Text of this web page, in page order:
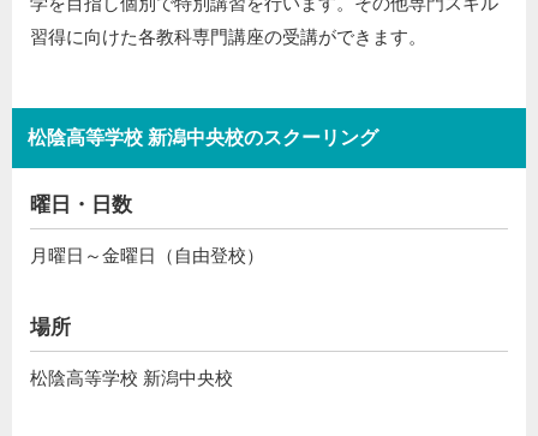
習得に向けた各教科専門講座の受講ができます。
松陰高等学校 新潟中央校のスクーリング
曜日・日数
月曜日～金曜日（自由登校）
場所
松陰高等学校 新潟中央校